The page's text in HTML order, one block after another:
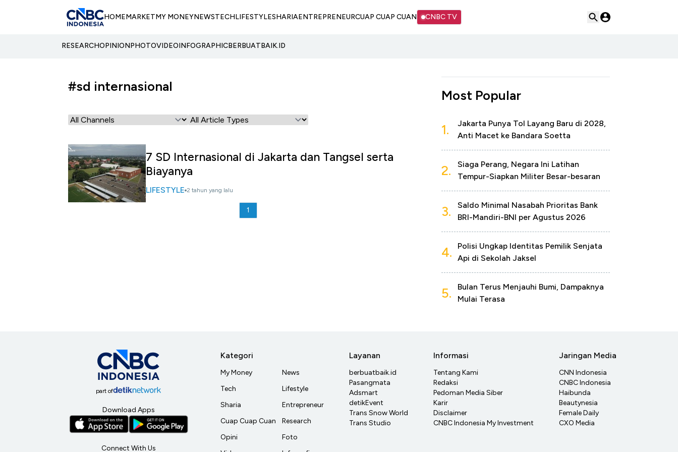
HOMEMARKETMY MONEYNEWSTECHLIFESTYLESHARIAENTREPRENEURCUAP CUAP CUAN CNBC TV
RESEARCHOPINIONPHOTOVIDEOINFOGRAPHICBERBUATBAIK.ID
#sd internasional
7 SD Internasional di Jakarta dan Tangsel serta
Biayanya
LIFESTYLE 2 tahun yang lalu
1
Most Popular
1.
Jakarta Punya Tol Layang Baru di 2028,
Anti Macet ke Bandara Soetta
2.
Siaga Perang, Negara Ini Latihan
Tempur-Siapkan Militer Besar-besaran
3.
Saldo Minimal Nasabah Prioritas Bank
BRI-Mandiri-BNI per Agustus 2026
4.
Polisi Ungkap Identitas Pemilik Senjata
Api di Sekolah Jaksel
5.
Bulan Terus Menjauhi Bumi, Dampaknya
Mulai Terasa
part of
Download Apps
Connect With Us
Kategori
My Money
Tech
Sharia
Cuap Cuap Cuan
Opini
News
Lifestyle
Entrepreneur
Research
Foto
Layanan
berbuatbaik.id
Pasangmata
Adsmart
detikEvent
Trans Snow World
Trans Studio
Informasi
Tentang Kami
Redaksi
Pedoman Media Siber
Karir
Disclaimer
CNBC Indonesia My Investment
Jaringan Media
CNN Indonesia
CNBC Indonesia
Haibunda
Beautynesia
Female Daily
CXO Media